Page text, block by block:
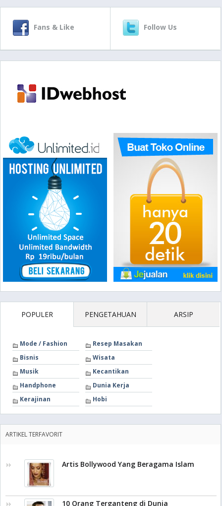
Fans & Like Follow Us
POPULER PENGETAHUAN ARSIP
Mode / Fashion
Resep Masakan
Bisnis
Wisata
Musik
Kecantikan
Handphone
Dunia Kerja
Kerajinan
Hobi
ARTIKEL TERFAVORIT
Artis Bollywood Yang Beragama Islam
10 Orang Terganteng di Dunia